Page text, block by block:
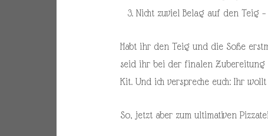
Nicht zuviel Belag auf den Teig
Habt ihr den Teig und die Soße
seid ihr bei der finalen Zubereitung
Kit. Und ich verspreche euch: Ihr
So, jetzt aber zum ultimativen